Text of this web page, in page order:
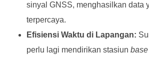
sinyal GNSS, menghasilkan data
terpercaya.
Efisiensi Waktu di Lapangan:
perlu lagi mendirikan stasiun base